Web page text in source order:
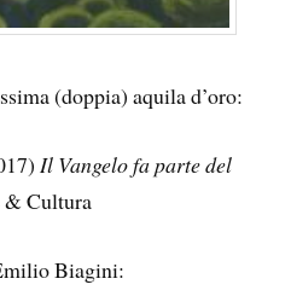
(doppia) aquila d’oro:
Il Vangelo fa parte del
& Cultura
Biagini: